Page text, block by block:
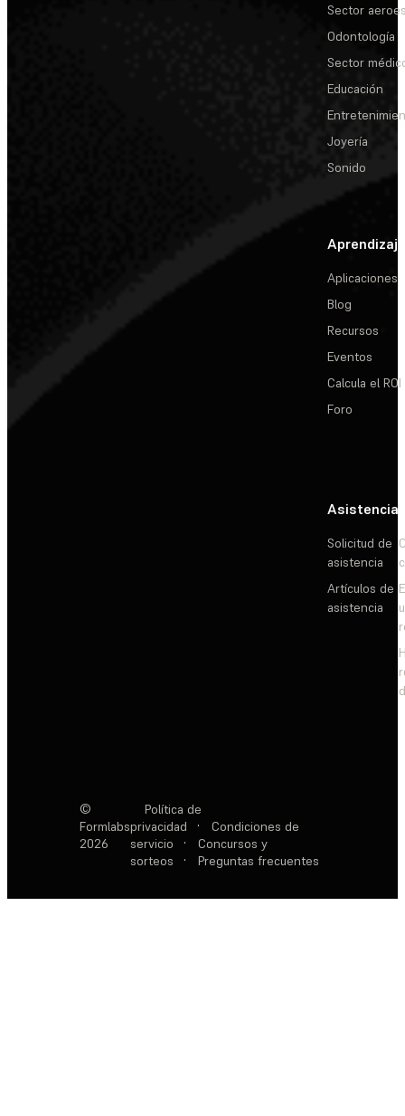
Sector
Odontología
Sector
Educación
Joyería
Sonido
Aprendizaje
Aplicaciones
Blog
Recursos
Eventos
Calcula el ROI
Foro
Asistencia
Solicitud de
asistencia
Artículos de
asistencia
©
Formlabs
2026
Política de
privacidad
·
Condiciones de
servicio
·
Concursos y
sorteos
· Preguntas frecuentes